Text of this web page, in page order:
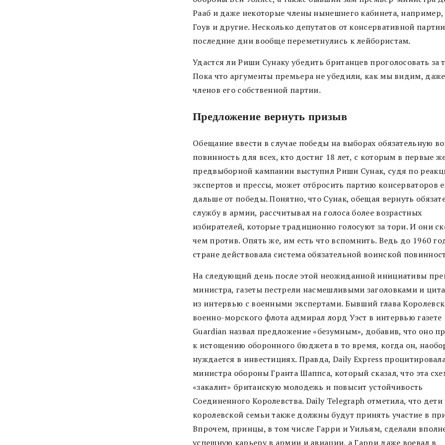
Рааб и даже некоторые члены нынешнего кабинета,
Гоув и другие. Несколько депутатов от консервативной
последние дни вообще переметнулись к лейбористам.
Удастся ли Риши Сунаку убедить британцев проголосовать за
Пока что аргументы премьера не убедили, как мы видим, даже
членов его собственной партии.
Предложение вернуть призыв
Обещание ввести в случае победы на выборах обязательную
повинность для всех, кто достиг 18 лет, с которым в первые
предвыборной кампании выступил Риши Сунак, судя по
экспертов и прессы, может отбросить партию консерваторов
дальше от победы. Понятно, что Сунак, обещая вернуть
службу в армии, рассчитывал на голоса более возрастных
избирателей, которые традиционно голосуют за тори. И они
чем против. Опять же, им есть что вспомнить. Ведь до 1960
стране действовала система обязательной воинской
На следующий день после этой неожиданной инициативы
министра, газеты пестрели насмешливыми заголовками и
из интервью с военными экспертами. Бывший глава
военно-морского флота адмирал лорд Уэст в интервью газете
Guardian назвал предложение «безумным», добавив, что оно
к истощению оборонного бюджета в то время, когда он,
нуждается в инвестициях. Правда, Daily Express
министра обороны Гранта Шаппса, который сказал, что эта
«закалит» британскую молодежь и повысит устойчивость
Соединенного Королевства. Daily Telegraph отметила, что дети
королевской семьи также должны будут принять участие в
Впрочем, принцы, в том числе Гарри и Уильям, сделали
успешную карьеру в армии и авиации, а Гарри даже воевал в